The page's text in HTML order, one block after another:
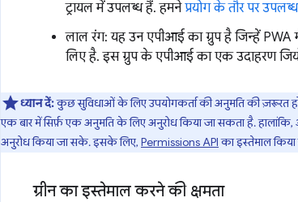
ट्रायल में उपलब्ध हैं. हमनेप्रयोग के तौर पर
लाल रंग: यह उन एपीआई का ग्रुप है जिन्हें PWA
लिए है. इस ग्रुप के एपीआई का एक उदाहरण
ध्यान दें:कुछ सुविधाओं के लिए उपयोगकर्ता की अनुमति की ज़रूरत
एक बार में सिर्फ़ एक अनुमति के लिए अनुरोध किया जा सकता है.
अनुरोध किया जा सके. इसके लिए, Permissions APIका इस्तेमाल किया
ग्रीन का इस्तेमाल करने की क्षमता